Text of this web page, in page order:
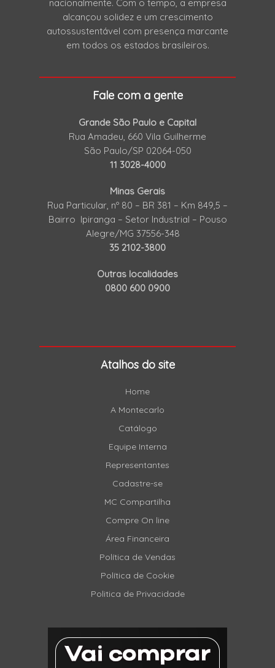
nacionalmente. Com o tempo, a empresa
alcançou solidez e um crescimento
autossustentável com presença marcante
em todos os estados brasileiros.
Fale com a gente
Grande São Paulo e Capital
Rua Amadeu, 660 Vila Guilherme
São Paulo/SP 02064-050
11 3028-4000
Minas Gerais
Rua Particular, nº 80 – BR 381 – Km 849,5 –
Bairro Ipiranga – Setor Industrial – Pouso
Alegre/MG 37556-348
35 2102-3800
Outras localidades
0800 600 0900
Atalhos do site
Home
A Montecarlo
Catálogo
Equipe Interna
Representantes
Cadastre-se
MC Compartilha
Compre On line
Área Financeira
Política de Vendas
Política de Cookie
Politica de Privacidade